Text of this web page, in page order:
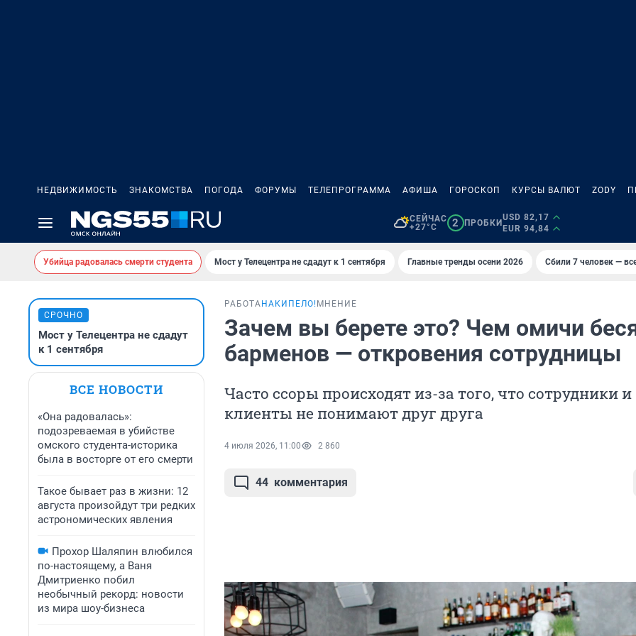
НЕДВИЖИМОСТЬ ЗНАКОМСТВА ПОГОДА ФОРУМЫ ТЕЛЕПРОГРАММА АФИША ГОРОСКОП КУРСЫ ВАЛЮТ ZODY
СЕЙЧАС
+27°C
2 ПРОБКИ
USD 82,17
EUR 94,84
Убийца радовалась смерти студента Мост у Телецентра не сдадут к 1 сентября Главные тренды осени 2026 Сбили 7 человек —
СРОЧНО
Мост у Телецентра не сдадут
к 1 сентября
ВСЕ НОВОСТИ
«Она радовалась»:
подозреваемая в убийстве
омского студента-историка
была в восторге от его смерти
Такое бывает раз в жизни: 12
августа произойдут три редких
астрономических явления
Прохор Шаляпин влюбился
по-настоящему, а Ваня
Дмитриенко побил
необычный рекорд: новости
из мира шоу-бизнеса
РАБОТА НАКИПЕЛО! МНЕНИЕ
Зачем вы берете это? Чем омичи
барменов — откровения сотрудницы
Часто ссоры происходят из-за того, что сотрудники и
клиенты не понимают друг друга
4 июля 2026, 11:00 2 860
44 комментария